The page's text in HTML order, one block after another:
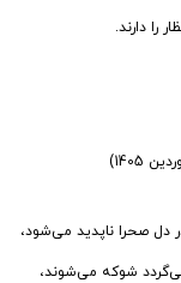
را دارند.
دل صحرا ناپدید می‌شود،
شوکه می‌شوند،